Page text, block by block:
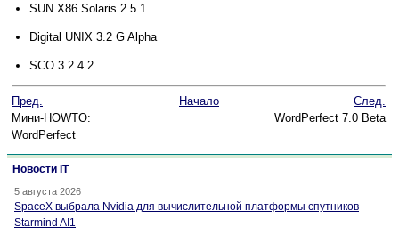
SUN X86 Solaris 2.5.1
Digital UNIX 3.2 G Alpha
SCO 3.2.4.2
Пред. Начало
След.
Мини-HOWTO:
WordPerfect
WordPerfect 7.0 Beta
Новости IT
5 августа 2026
SpaceX выбрала Nvidia для вычислительной платформы спутников
Starmind AI1